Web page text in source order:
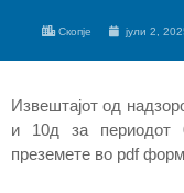
Скопје јули 2,
Извештајот од
и 10д за периодот
преземете во pdf